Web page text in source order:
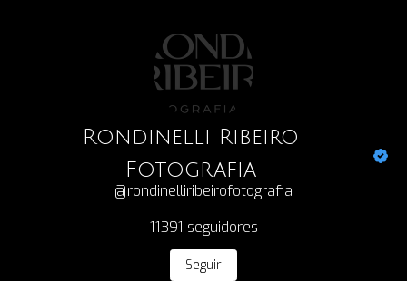
Rondinelli Ribeiro
Fotografia
@rondinelliribeirofotografia
11391 seguidores
Seguir